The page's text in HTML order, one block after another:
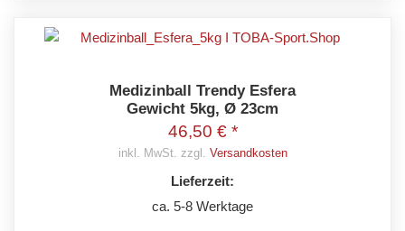
Medizinball Trendy Esfera
Gewicht 5kg, Ø 23cm
46,50 € *
inkl. MwSt. zzgl. Versandkosten
Lieferzeit:
ca. 5-8 Werktage